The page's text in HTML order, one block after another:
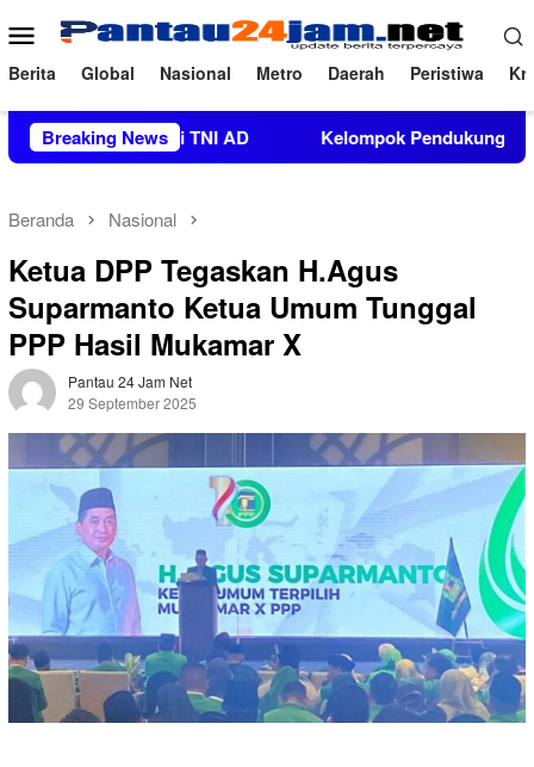
ke
konten
Menu
Mobile
Berita Global Nasional Metro Daerah Peristiwa
Breaking News
TNI AD Kelompok Pendukung Moha Bin Batjo
Beranda Nasional
Ketua DPP Tegaskan H.Agus
Suparmanto Ketua Umum Tunggal
PPP Hasil Mukamar X
Pantau 24 Jam Net
29 September 2025